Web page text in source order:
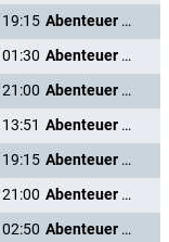
19:15
Abenteuer Karibik
01:30
Abenteuer Karibik
21:00
Abenteuer Karibik
13:51
Abenteuer Karibik
19:15
Abenteuer Karibik
21:00
Abenteuer Karibik
02:50
Abenteuer Karibik